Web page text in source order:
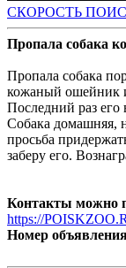
СКОРОСТЬ
Пропала собака
Пропала собака
кожаный ошейник
Последний раз его
Собака домашняя,
просьба
заберу его.
Контакты можно
https://
Номер